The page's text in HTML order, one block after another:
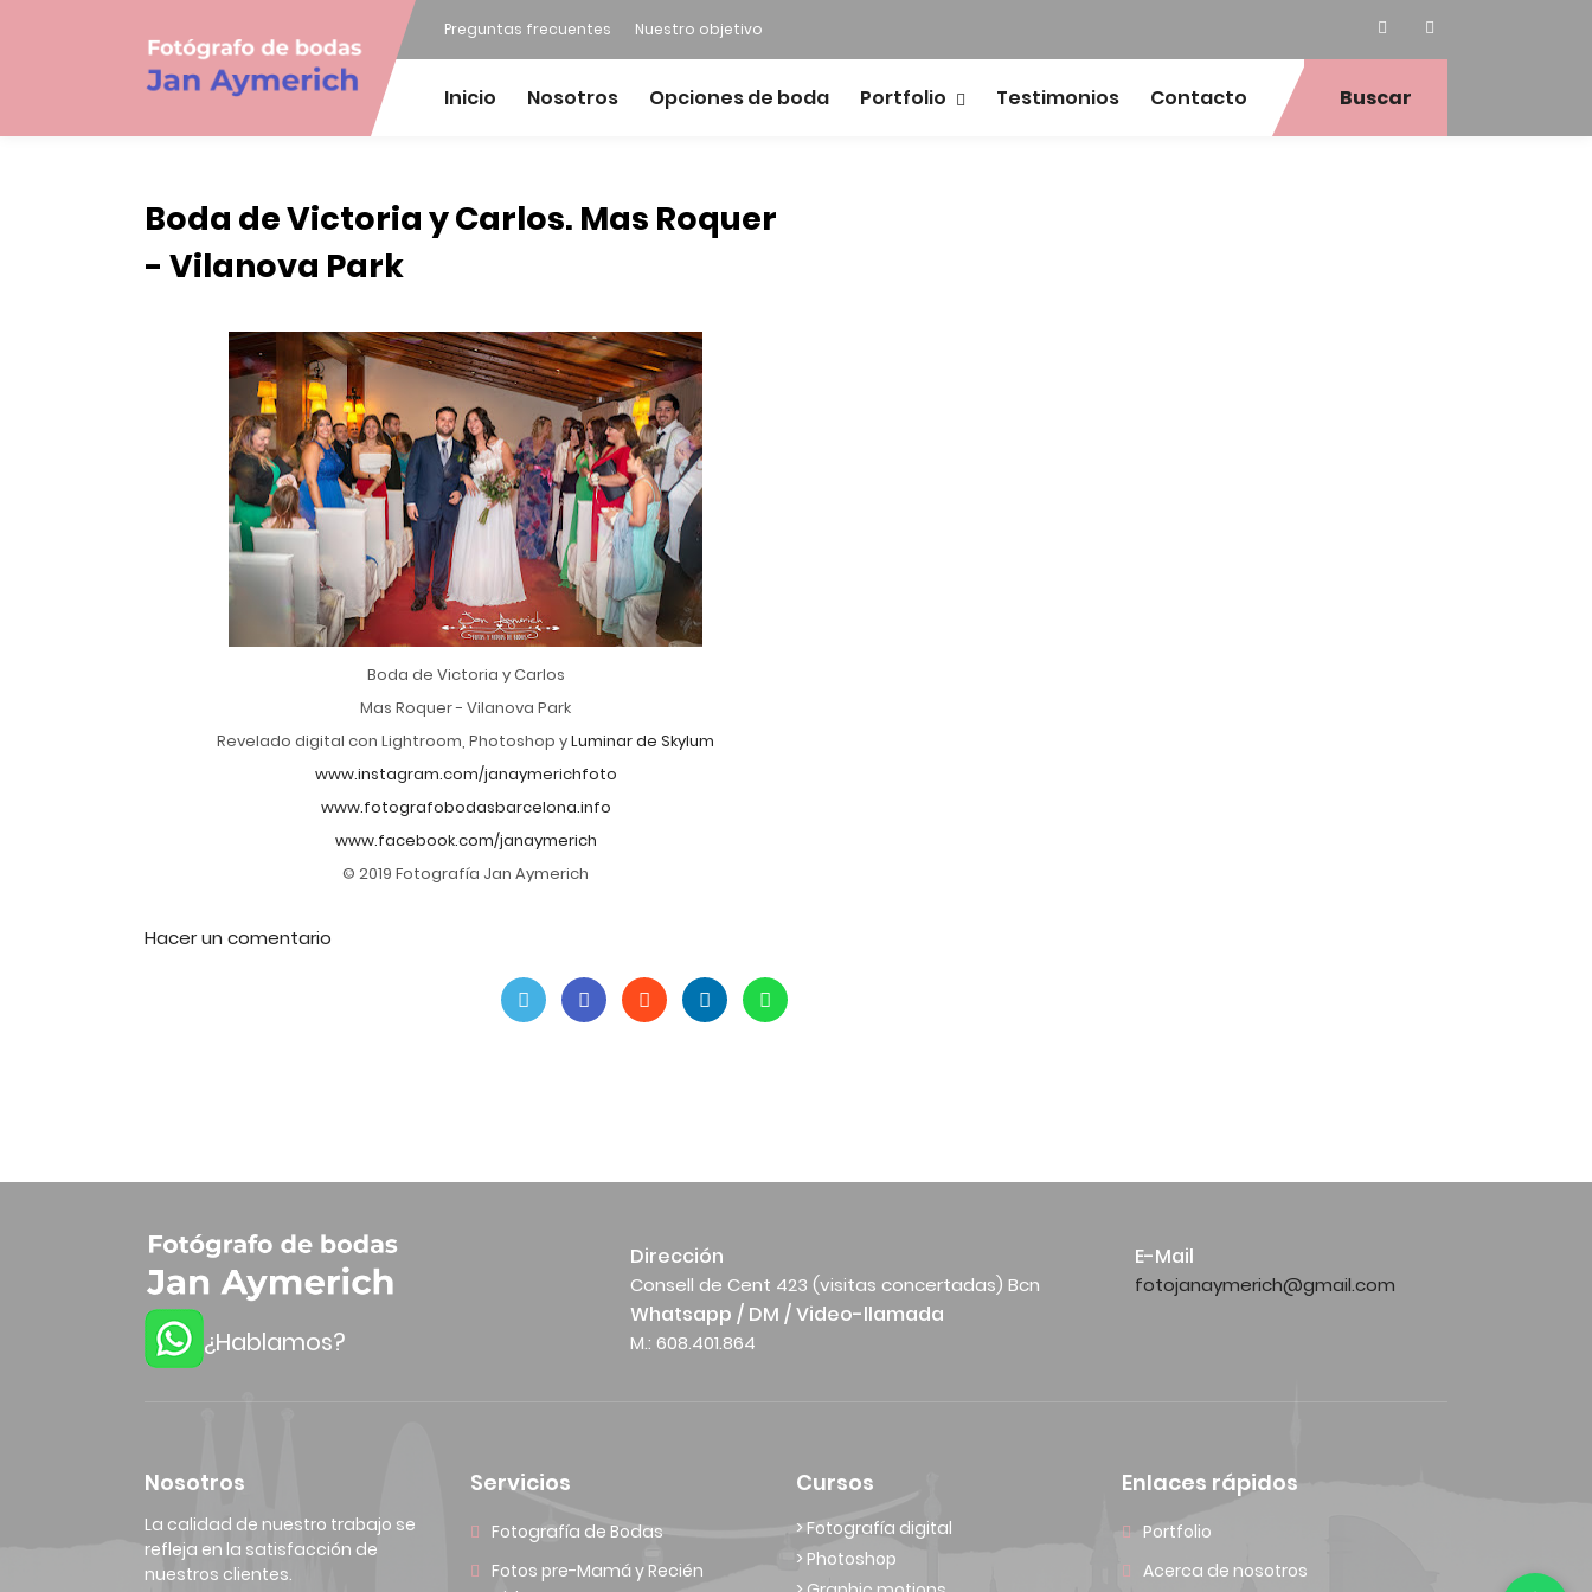
Preguntas frecuentes Nuestro objetivo
Inicio Nosotros Opciones de boda Portfolio Testimonios Contacto Buscar
Boda de Victoria y Carlos. Mas Roquer
- Vilanova Park
Boda de Victoria y Carlos
Mas Roquer - Vilanova Park
Revelado digital con Lightroom, Photoshop yLuminar de Skylum
www.instagram.com/janaymerichfoto
www.fotografobodasbarcelona.info
www.facebook.com/janaymerich
© 2019 Fotografía Jan Aymerich
Hacer un comentario
¿Hablamos?
Dirección
Consell de Cent 423 (visitas concertadas) Bcn
E-Mail
fotojanaymerich@gmail.com
Whatsapp / DM / Video-llamada
M.: 608.401.864
Nosotros
La calidad de nuestro trabajo se
refleja en la satisfacción de
nuestros clientes.
Servicios
Fotografía de Bodas
Fotos pre-Mamá y Recién
Cursos
> Fotografía digital
> Photoshop
Enlaces rápidos
Portfolio
Acerca de nosotros